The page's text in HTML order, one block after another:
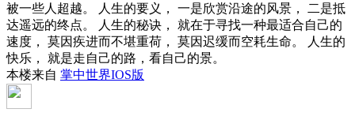
被一些人超越。 人生的要义， 一是欣赏沿途的风景， 二是抵
达遥远的终点。 人生的秘诀， 就在于寻找一种最适合自己的
速度， 莫因疾进而不堪重荷， 莫因迟缓而空耗生命。 人生的
快乐， 就是走自己的路，看自己的景。
本楼来自 掌中世界IOS版